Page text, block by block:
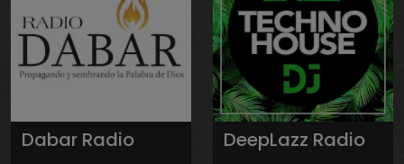
Dabar Radio DeepLazz Radio